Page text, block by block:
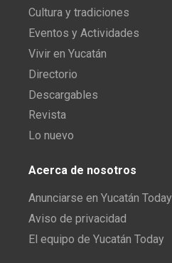
Cultura y tradiciones
Eventos y Actividades
Vivir en Yucatán
Directorio
Descargables
Revista
Lo nuevo
Acerca de nosotros
Anunciarse en Yucatán Today
Aviso de privacidad
El equipo de Yucatán Today